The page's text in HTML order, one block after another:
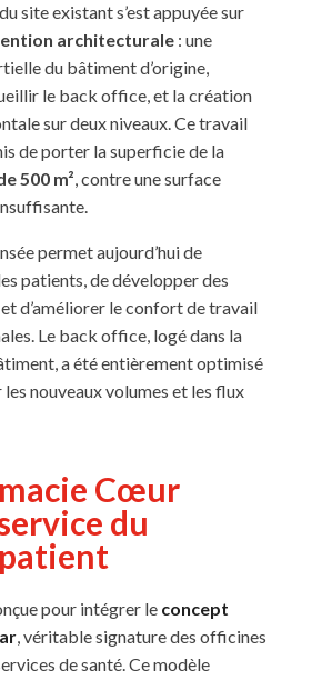
site existant s’est appuyée sur
architecturale : une
du bâtiment d’origine,
le back office, et la création
sur deux niveaux. Ce travail
de porter la superficie de la
500 m², contre une surface
permet aujourd’hui de
patients, de développer des
d’améliorer le confort de travail
Le back office, logé dans la
a été entièrement optimisé
nouveaux volumes et les flux
Cœur
du
pour intégrer le concept
, véritable signature des officines
de santé. Ce modèle